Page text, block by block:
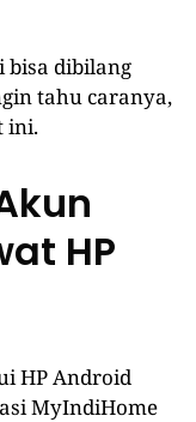
bisa dibilang
tahu caranya,
ini.
HP
HP Android
MyIndiHome